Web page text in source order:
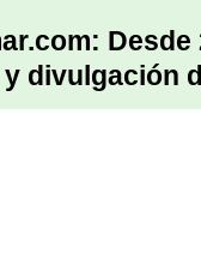
divulgación